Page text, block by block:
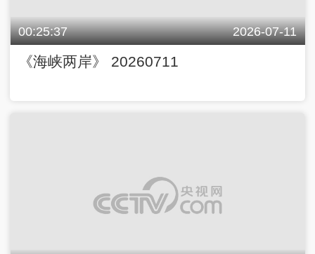
00:25:37 2026-07-11
《海峡两岸》 20260711